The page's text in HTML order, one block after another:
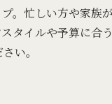
。忙しい方や家
タイルや予算に
い。